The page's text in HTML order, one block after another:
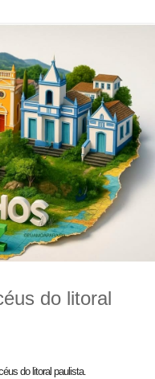
do litoral
do litoral paulista.